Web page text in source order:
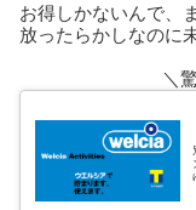
お得しかないんで、
放ったらかしなのに
＼